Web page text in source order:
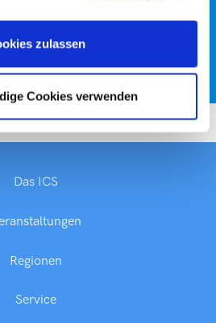
zulassen
Cookies verwenden
Das ICS
Regionen
Service